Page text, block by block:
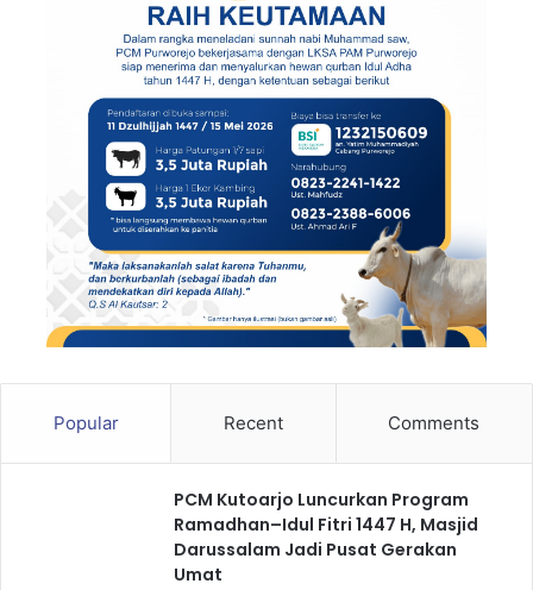
Popular Recent Comments
PCM Kutoarjo Luncurkan Program
Ramadhan–Idul Fitri 1447 H, Masjid
Darussalam Jadi Pusat Gerakan
Umat